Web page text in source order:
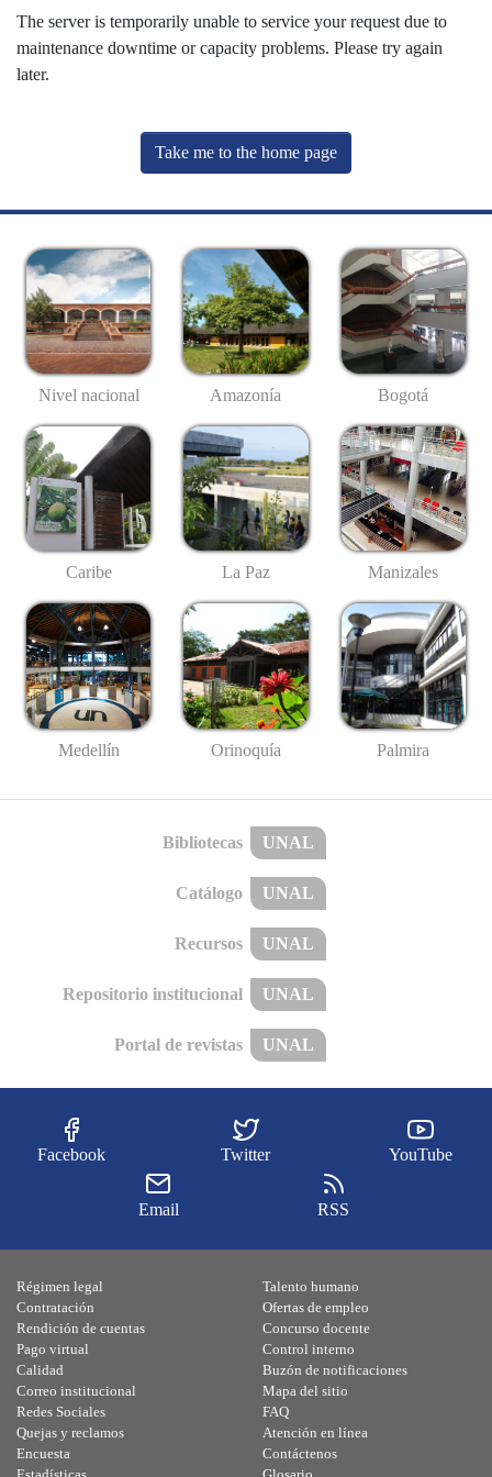
The server is temporarily unable to service your request due to
maintenance downtime or capacity problems. Please try again
later.
Take me to the home page
Nivel nacional Amazonía Bogotá
Caribe La Paz Manizales
Medellín Orinoquía Palmira
Bibliotecas UNAL
Catálogo UNAL
Recursos UNAL
Repositorio institucional UNAL
Portal de revistas UNAL
Facebook Twitter YouTube
Email RSS
Régimen legal
Contratación
Rendición de cuentas
Pago virtual
Calidad
Talento humano
Ofertas de empleo
Concurso docente
Control interno
Buzón de notificaciones
Correo institucional
Redes Sociales
Quejas y reclamos
Encuesta
Mapa del sitio
FAQ
Atención en línea
Contáctenos